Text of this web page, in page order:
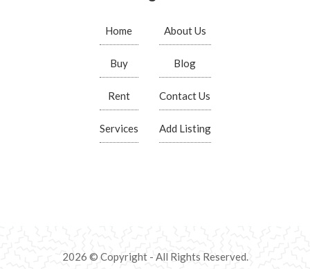
Home
Buy
Rent
Services
About Us
Blog
Contact Us
Add Listing
2026 © Copyright - All Rights Reserved.